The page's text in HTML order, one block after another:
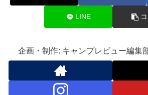
LINE
企画・制作: キャンプレビュー編集